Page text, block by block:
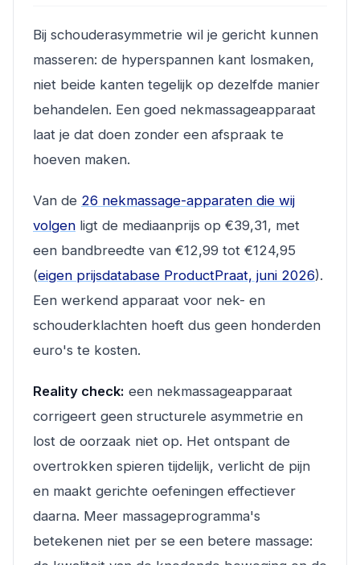
Bij schouderasymmetrie wil je gericht kunnen
masseren: de hyperspannen kant losmaken,
niet beide kanten tegelijk op dezelfde manier
behandelen. Een goed nekmassageapparaat
laat je dat doen zonder een afspraak te
hoeven maken.
Van de 26 nekmassage-apparaten die wij
volgen ligt de mediaanprijs op €39,31, met
een bandbreedte van €12,99 tot €124,95
(eigen prijsdatabase ProductPraat, juni 2026).
Een werkend apparaat voor nek- en
schouderklachten hoeft dus geen honderden
euro's te kosten.
Reality check: een nekmassageapparaat
corrigeert geen structurele asymmetrie en
lost de oorzaak niet op. Het ontspant de
overtrokken spieren tijdelijk, verlicht de pijn
en maakt gerichte oefeningen effectiever
daarna. Meer massageprogramma's
betekenen niet per se een betere massage: